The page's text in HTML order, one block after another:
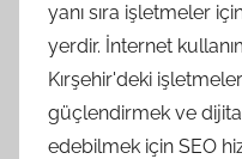
yanı sıra işletmeler
yerdir. İnternet
Kırşehir'deki
güçlendirmek ve
edebilmek için SEO